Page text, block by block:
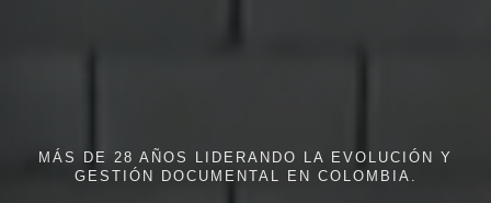
MÁS DE 28 AÑOS LIDERANDO LA EVOLUCIÓN Y
GESTIÓN DOCUMENTAL EN COLOMBIA.